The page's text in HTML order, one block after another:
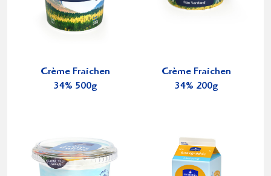
Crème Fraichen
34% 500g
Crème Fraichen
34% 200g